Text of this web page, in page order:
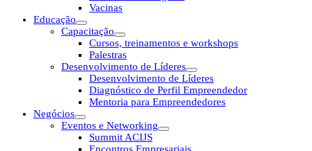
Vacinas
Educação
Capacitação
Cursos, treinamentos e workshops
Palestras
Desenvolvimento de Líderes
Desenvolvimento de Líderes
Diagnóstico de Perfil Empreendedor
Mentoria para Empreendedores
Negócios
Eventos e Networking
Summit ACIJS